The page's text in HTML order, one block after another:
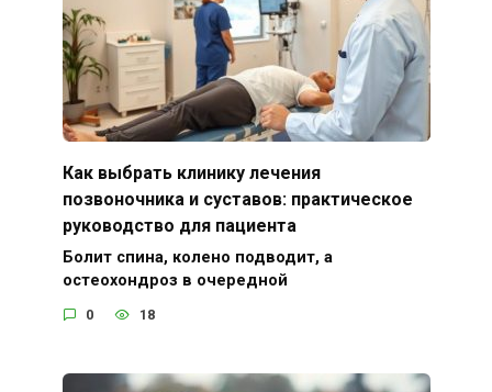
Как выбрать клинику лечения
позвоночника и суставов: практическое
руководство для пациента
Болит спина, колено подводит, а
остеохондроз в очередной
0 18